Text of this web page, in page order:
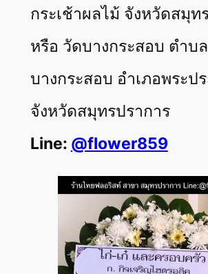
กระเช้าผลไม้ จังหวัดสมุท
หรือ วัดบางกระสอบ ตำบล
บางกระสอบ อำเภอพระป
จังหวัดสมุทรปราการ
Line: @flower859